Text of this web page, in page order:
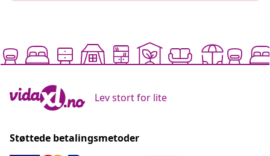
Lev stort for lite
Støttede betalingsmetoder